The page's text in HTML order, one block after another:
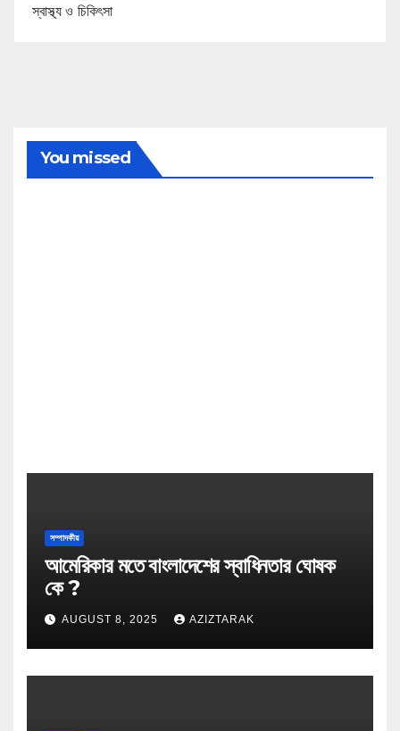
স্বাস্থ্য ও চিকিৎসা
You missed
সম্পাদকীয়
আমেরিকার মতে বাংলাদেশের স্বাধিনতার ঘোষক
কে ?
AUGUST 8, 2025 AZIZTARAK